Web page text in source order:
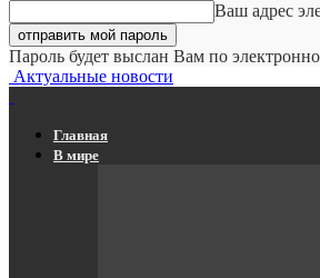
Ваш адрес
Пароль будет выслан Вам по
Актуальные новости
Главная
В мире